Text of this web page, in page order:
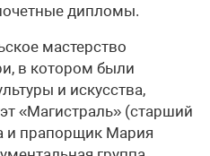
дипломы.
мастерство
в котором были
и искусства,
«Магистраль» (старший
и прапорщик Мария